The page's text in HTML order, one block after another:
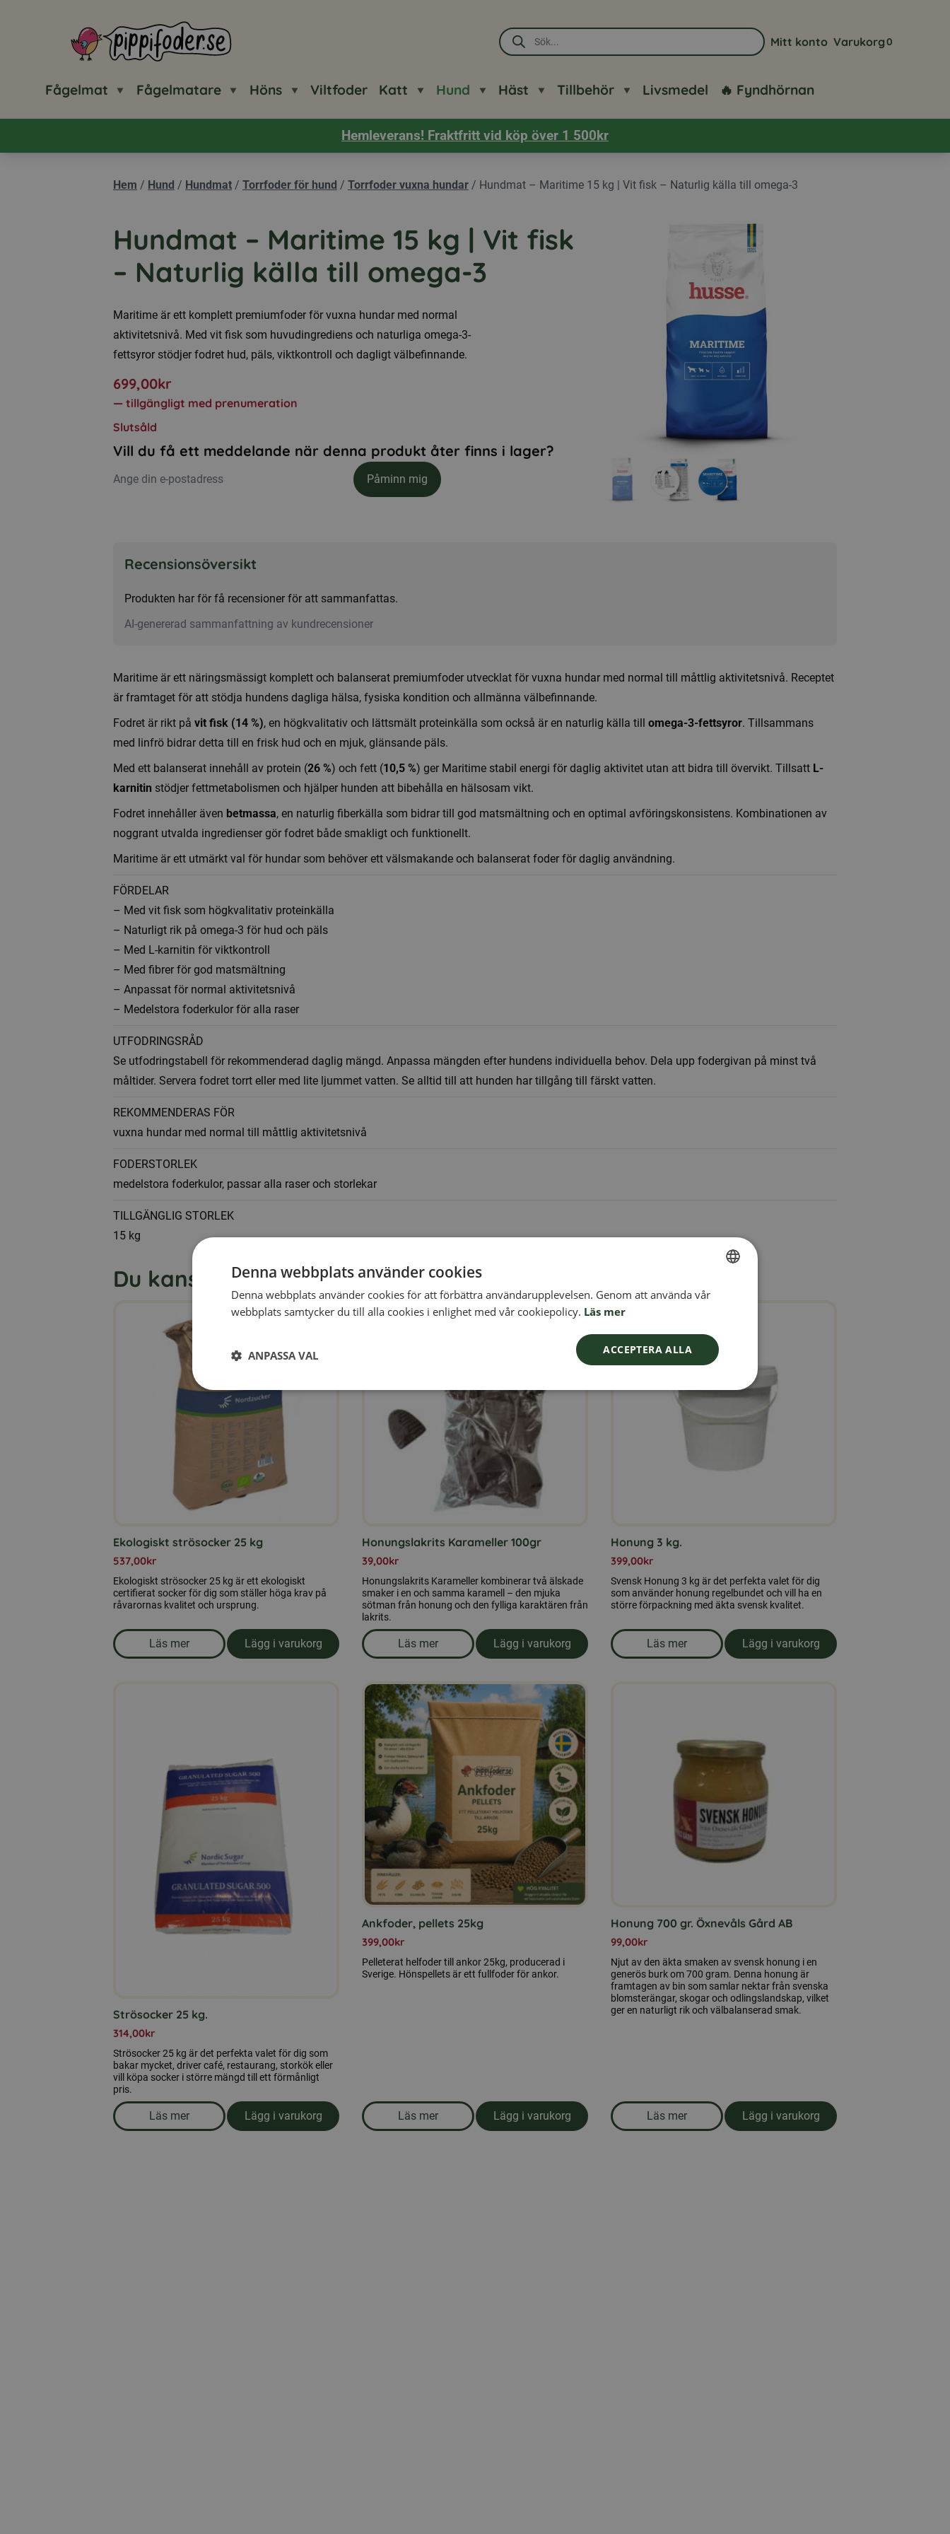
Pippifoder logotyp
Produktsökning
Gå till sidan för mitt konto
Mitt konto
Visa din
Varukorg0
Fågelmat Fågelmatare Höns Viltfoder Katt Hund Häst Tillbehör Livsmedel 🔥 Fyndhörnan
Hemleverans! Fraktfritt vid köp över 1 500kr
Hem / Hund / Hundmat / Torrfoder för hund / Torrfoder vuxna hundar / Hundmat – Maritime 15 kg | Vit fisk – Naturlig källa till omega-3
Hundmat – Maritime 15 kg | Vit fisk
– Naturlig källa till omega-3
Maritime är ett komplett premiumfoder för vuxna hundar med normal
aktivitetsnivå. Med vit fisk som huvudingrediens och naturliga omega-3-
fettsyror stödjer fodret hud, päls, viktkontroll och dagligt välbefinnande.
699,00kr
— tillgängligt med prenumeration
Slutsåld
Vill du få ett meddelande när denna produkt åter finns i lager?
Påminn mig
Recensionsöversikt
Produkten har för få recensioner för att sammanfattas.
AI-genererad sammanfattning av kundrecensioner
Maritime är ett näringsmässigt komplett och balanserat premiumfoder utvecklat för vuxna hundar med normal till måttlig aktivitetsnivå. Receptet
är framtaget för att stödja hundens dagliga hälsa, fysiska kondition och allmänna välbefinnande.
Fodret är rikt på vit fisk (14 %), en högkvalitativ och lättsmält proteinkälla som också är en naturlig källa till omega-3-fettsyror. Tillsammans
med linfrö bidrar detta till en frisk hud och en mjuk, glänsande päls.
Med ett balanserat innehåll av protein (26 %) och fett (10,5 %) ger Maritime stabil energi för daglig aktivitet utan att bidra till övervikt. Tillsatt L-
karnitin stödjer fettmetabolismen och hjälper hunden att bibehålla en hälsosam vikt.
Fodret innehåller även betmassa, en naturlig fiberkälla som bidrar till god matsmältning och en optimal avföringskonsistens. Kombinationen av
noggrant utvalda ingredienser gör fodret både smakligt och funktionellt.
Maritime är ett utmärkt val för hundar som behöver ett välsmakande och balanserat foder för daglig användning.
FÖRDELAR
– Med vit fisk som högkvalitativ proteinkälla
– Naturligt rik på omega-3 för hud och päls
– Med L-karnitin för viktkontroll
– Med fibrer för god matsmältning
– Anpassat för normal aktivitetsnivå
– Medelstora foderkulor för alla raser
UTFODRINGSRÅD
Se utfodringstabell för rekommenderad daglig mängd. Anpassa mängden efter hundens individuella behov. Dela upp fodergivan på minst två
måltider. Servera fodret torrt eller med lite ljummet vatten. Se alltid till att hunden har tillgång till färskt vatten.
REKOMMENDERAS FÖR
vuxna hundar med normal till måttlig aktivitetsnivå
FODERSTORLEK
medelstora foderkulor, passar alla raser och storlekar
TILLGÄNGLIG STORLEK
15 kg
Du kanske också gillar...
Ekologiskt strösocker 25 kg
537,00kr
Ekologiskt strösocker 25 kg är ett ekologiskt
certifierat socker för dig som ställer höga krav på
råvarornas kvalitet och ursprung.
Läs mer
om produkten Ekologiskt strösocker 25 kg
Lägg i varukorg
Honungslakrits Karameller 100gr
39,00kr
Honungslakrits Karameller kombinerar två älskade
smaker i en och samma karamell – den mjuka
sötman från honung och den fylliga karaktären från
lakrits.
Läs mer
om produkten Honungslakrits Karameller 100gr
Lägg i varukorg
Honung 3 kg.
399,00kr
Svensk Honung 3 kg är det perfekta valet för dig
som använder honung regelbundet och vill ha en
större förpackning med äkta svensk kvalitet.
Läs mer
om produkten Honung 3 kg.
Lägg i varukorg
Strösocker 25 kg.
314,00kr
Strösocker 25 kg är det perfekta valet för dig som
bakar mycket, driver café, restaurang, storkök eller
vill köpa socker i större mängd till ett förmånligt
pris.
Läs mer
om produkten Strösocker 25 kg.
Lägg i varukorg
Ankfoder, pellets 25kg
399,00kr
Pelleterat helfoder till ankor 25kg, producerad i
Sverige. Hönspellets är ett fullfoder för ankor.
Läs mer
om produkten Ankfoder, pellets 25kg
Lägg i varukorg
Honung 700 gr. Öxnevåls Gård AB
99,00kr
Njut av den äkta smaken av svensk honung i en
generös burk om 700 gram. Denna honung är
framtagen av bin som samlar nektar från svenska
blomsterängar, skogar och odlingslandskap, vilket
ger en naturligt rik och välbalanserad smak.
Läs mer
om produkten Honung 700 gr. Öxnevåls Gård AB
Lägg i varukorg
SWEDISH
NORWEGIAN
Denna webbplats använder cookies
Denna webbplats använder cookies för att förbättra användarupplevelsen. Genom att använda vår
webbplats samtycker du till alla cookies i enlighet med vår cookiepolicy. Läs mer
ACCEPTERA ALLA
ANPASSA VAL